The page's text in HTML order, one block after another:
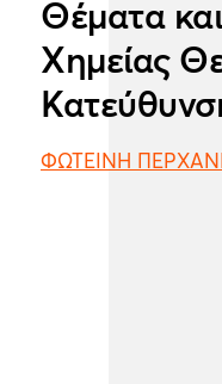
Θέματα
Χημείας
ΦΩΤΕΙΝΗ